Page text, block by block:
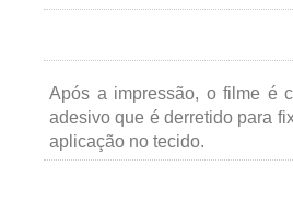
Após a impressão, o filme é
adesivo que é derretido para
aplicação no tecido.